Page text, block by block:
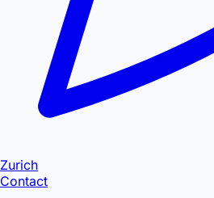
Zurich
Contact